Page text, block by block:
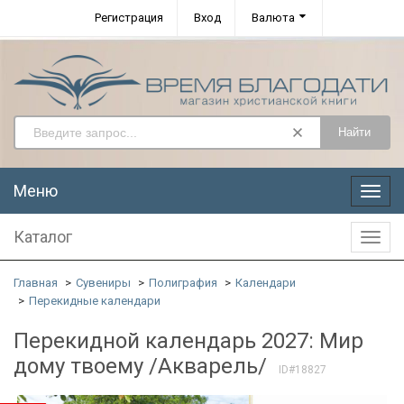
Регистрация Вход Валюта
Найти
Меню
Меню
Каталог
Главная Сувениры Полиграфия
Календари
Перекидные календари
Перекидной календарь 2027: Мир
дому твоему /Акварель/
ID#18827